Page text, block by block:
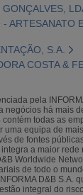
ARTESANATO
S.A.
COSTA &
pela
negócios há mais
todas as
uma equipa de
de fontes
a maior rede
Worldwide
de todo o
D&B S.A.
integral do